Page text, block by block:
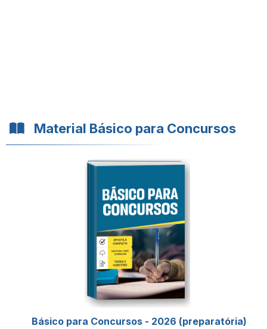
Material Básico para Concursos
Básico para Concursos - 2026 (preparatória)